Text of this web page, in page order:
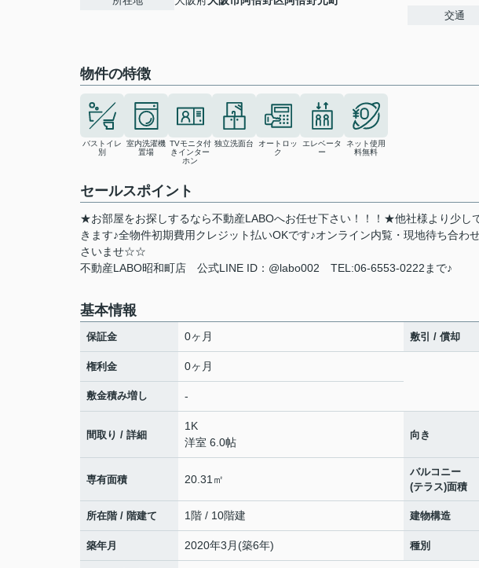
交通
物件の特徴
バストイレ
別
室内洗濯機
置場
TVモニタ付
きインター
ホン
独立洗面台
オートロッ
ク
エレベータ
ー
ネット使用
料無料
セールスポイント
★お部屋をお探しするなら不動産LABOへお任せ下さい！！！★他社様より少し
きます♪全物件初期費用クレジット払いOKです♪オンライン内覧・現地待ち合わ
さいませ☆☆
不動産LABO昭和町店 公式LINE ID：@labo002 TEL:06-6553-0222まで♪
基本情報
保証金 0ヶ月 敷引 / 償却
権利金 0ヶ月
敷金積み増し -
間取り / 詳細
1K
洋室 6.0帖
向き
専有面積 20.31㎡
バルコニー
(テラス)面積
所在階 / 階建て 1階 / 10階建 建物構造
築年月 2020年3月(築6年) 種別